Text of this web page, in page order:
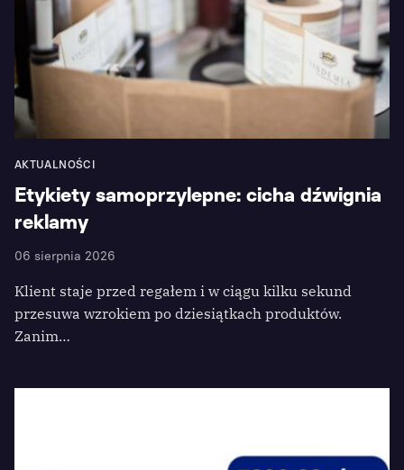
AKTUALNOŚCI
Etykiety samoprzylepne: cicha dźwignia
reklamy
06 sierpnia 2026
Klient staje przed regałem i w ciągu kilku sekund
przesuwa wzrokiem po dziesiątkach produktów.
Zanim…